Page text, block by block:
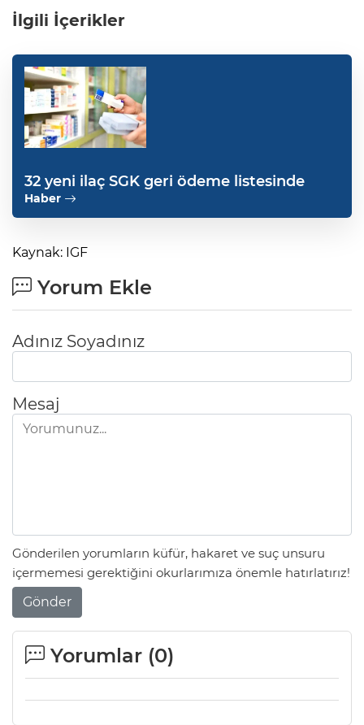
İlgili İçerikler
32 yeni ilaç SGK geri ödeme listesinde
Haber
Kaynak: IGF
Yorum Ekle
Adınız Soyadınız
Mesaj
Gönderilen yorumların küfür, hakaret ve suç unsuru
içermemesi gerektiğini okurlarımıza önemle hatırlatırız!
Gönder
Yorumlar (0)